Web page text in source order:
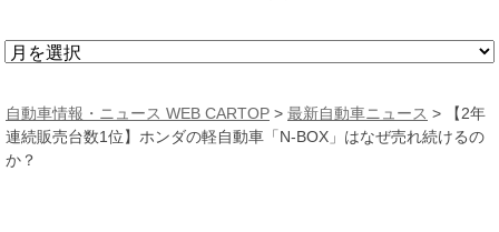
ア
カ
イ
ブ
自動車情報・ニュース WEB CARTOP > 最新自動車ニュース >
【2年
連続販売台数1位】ホンダの軽自動車「N-BOX」はなぜ売れ続けるの
か？